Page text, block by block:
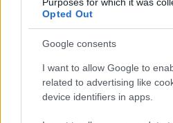
Opted Out
Google consents
I want to allow Google to
related to advertising like
device identifiers in apps.
Μυστράς: «Για
κρατούσε τον νεκρό
καταψύκτη – Δεν ήταν
κίνητρο σύμφωνα με
Πιο